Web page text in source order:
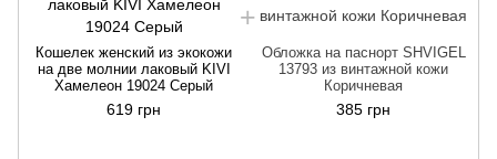
Кошелек женский из экокожи
на две молнии лаковый KIVI
Хамелеон 19024 Серый
619 грн
Обложка на паснорт SHVIGEL
13793 из винтажной кожи
Коричневая
385 грн